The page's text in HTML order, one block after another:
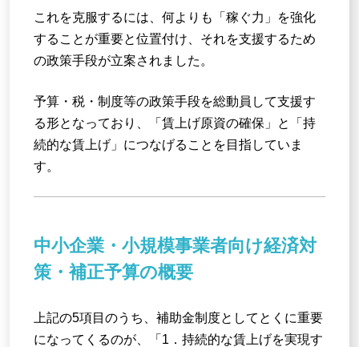
これを克服するには、何よりも「稼ぐ力」を強化
することが重要と位置付け、それを支援するため
の政策手段が立案されました。
予算・税・制度等の政策手段を総動員して支援す
る形となっており、「賃上げ原資の確保」と「持
続的な賃上げ」につなげることを目指していま
す。
中小企業・小規模事業者向け経済対
策・補正予算の概要
上記の5項目のうち、補助金制度としてとくに重要
になってくるのが、「1．持続的な賃上げを実現す